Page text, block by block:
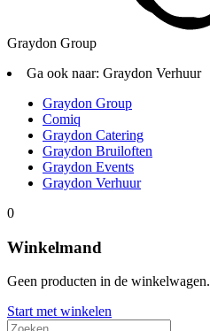
Graydon Group
Ga ook naar: Graydon Verhuur
Graydon Group
Comiq
Graydon Catering
Graydon Bruiloften
Graydon Events
Graydon Verhuur
0
Winkelmand
Geen producten in de winkelwagen.
Start met winkelen